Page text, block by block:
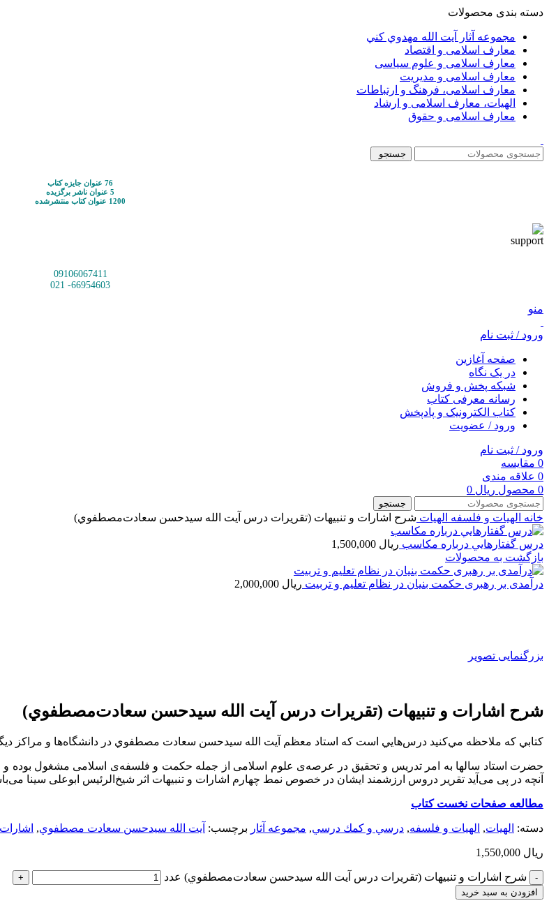
دسته بندی محصولات
مجموعه آثار آيت الله مهدوي كني
معارف اسلامی و اقتصاد
معارف اسلامی و علوم سیاسی
معارف اسلامی و مدیریت
معارف اسلامی، فرهنگ و ارتباطات
الهیات، معارف اسلامی و ارشاد
معارف اسلامی و حقوق
جستجو
76 عنوان جایزه کتاب
5 عنوان ناشر برگزیده
1200 عنوان کتاب منتشرشده
09106067411
66954603- 021
منو
ورود / ثبت نام
صفحه آغازین
در یک نگاه
شبکه پخش و فروش
رسانه معرفی کتاب
کتاب الکترونیک و پادپخش
ورود / عضویت
ورود / ثبت نام
0 مقایسه
0 علاقه مندی
0 محصول ریال
جستجو
خانه الهیات و فلسفه الهيات شرح اشارات و تنبيهات (تقريرات درس آيت الله سيدحسن سعادت‌مصطفوي)
درس گفتارهايي درباره مكاسب ریال
بازگشت به محصولات
درآمدی بر رهبری حکمت بنیان در نظام تعلیم و تربیت ریال
بزرگنمایی تصویر
شرح اشارات و تنبيهات (تقريرات درس آيت الله سيدحسن سعادت‌مصطفوي)
کتابي که ملاحظه مي‌کنيد درس‌هايي است که استاد معظم آيت الله سيدحسن سعادت مصطفوي در دانشگاه‌ها و مراکز ديگر
حضرت استاد سالها به امر تدریس و تحقیق در عرصه‌ی علوم اسلامی از جمله حکمت و فلسفه‌ی اسلامی مشغول بوده و
آنچه در پی می‌آید تقریر دروس ارزشمند ایشان در خصوص نمط چهارم اشارات و تنبیهات اثر شیخ‌الرئیس ابوعلی سینا
مطالعه صفحات نخست كتاب
دسته: الهيات, الهیات و فلسفه, درسي و كمك درسي, مجموعه آثار برچسب: آيت الله سيدحسن سعادت مصطفوي,
ریال
شرح اشارات و تنبيهات (تقريرات درس آيت الله سيدحسن سعادت‌مصطفوي) عدد
افزودن به سبد خرید